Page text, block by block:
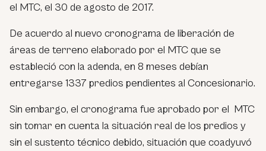
el MTC, el 30 de agosto de 2017.
De acuerdo al nuevo cronograma de liberación de
áreas de terreno elaborado por el MTC que se
estableció con la adenda, en 8 meses debían
entregarse 1337 predios pendientes al Concesionario.
Sin embargo, el cronograma fue aprobado por el MTC
sin tomar en cuenta la situación real de los predios y
sin el sustento técnico debido, situación que coadyuvó